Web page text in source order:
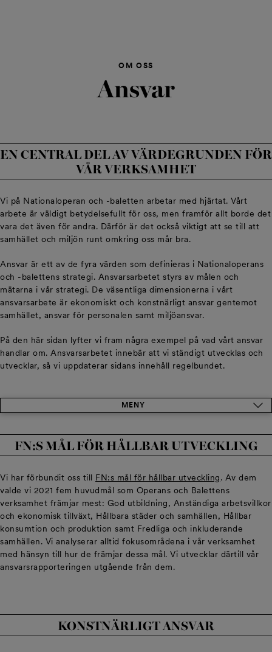
OM OSS
Ansvar
EN CENTRAL DEL AV VÄRDEGRUNDEN FÖR
VÅR VERKSAMHET
Vi på Nationaloperan och -baletten arbetar med hjärtat. Vårt
arbete är väldigt betydelsefullt för oss, men framför allt borde det
vara det även för andra. Därför är det också viktigt att se till att
samhället och miljön runt omkring oss mår bra.
Ansvar är ett av de fyra värden som definieras i Nationaloperans
och -balettens strategi. Ansvarsarbetet styrs av målen och
mätarna i vår strategi. De väsentliga dimensionerna i vårt
ansvarsarbete är ekonomiskt och konstnärligt ansvar gentemot
samhället, ansvar för personalen samt miljöansvar.
På den här sidan lyfter vi fram några exempel på vad vårt ansvar
handlar om. Ansvarsarbetet innebär att vi ständigt utvecklas och
utvecklar, så vi uppdaterar sidans innehåll regelbundet.
MENY
FN:S MÅL FÖR HÅLLBAR UTVECKLING
Vi har förbundit oss till FN:s mål för hållbar utveckling. Av dem
valde vi 2021 fem huvudmål som Operans och Balettens
verksamhet främjar mest: God utbildning, Anständiga arbetsvillkor
och ekonomisk tillväxt, Hållbara städer och samhällen, Hållbar
konsumtion och produktion samt Fredliga och inkluderande
samhällen. Vi analyserar alltid fokusområdena i vår verksamhet
med hänsyn till hur de främjar dessa mål. Vi utvecklar därtill vår
ansvarsrapporteringen utgående från dem.
KONSTNÄRLIGT ANSVAR